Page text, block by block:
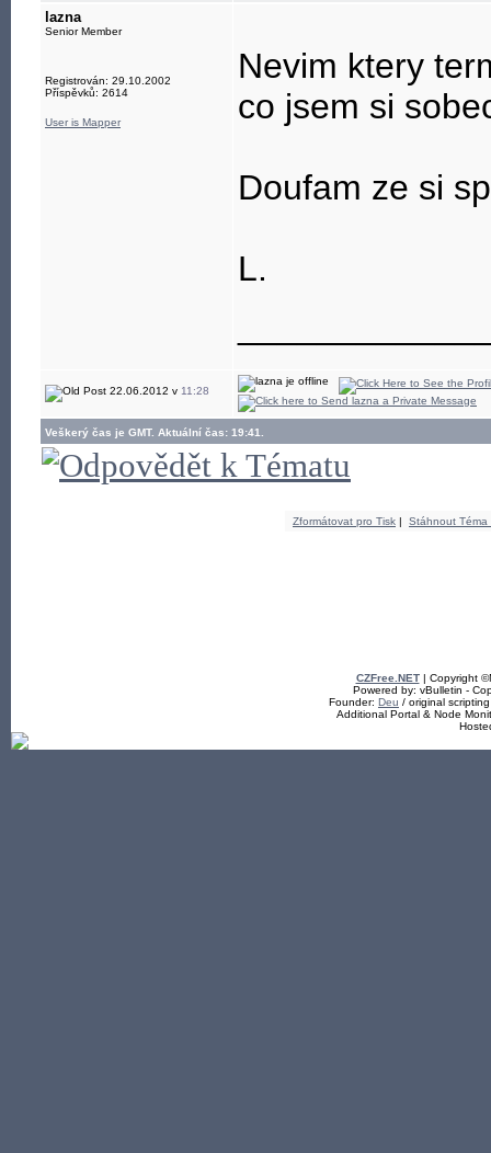
lazna
Senior Member
Registrován: 29.10.2002
Příspěvků: 2614
User is Mapper
Nevim ktery
co jsem si
Doufam ze si
L.
22.06.2012 v 11:28
Veškerý čas je GMT. Aktuální čas: 19:41.
Zformátovat pro Tisk | Stáhnout Téma
CZFree.NET| Copyright
Powered by: vBulletin -
Founder: Deu / original
Additional Portal & Node